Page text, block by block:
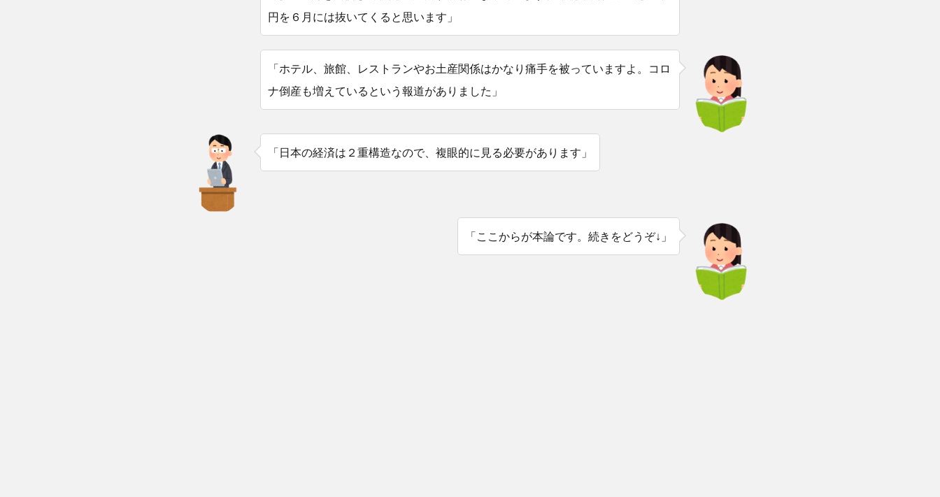
円を６月には抜いてくると思います」
「ホテル、旅館、レストランやお土産関係はかなり痛手を被っていますよ。コロ
ナ倒産も増えているという報道がありました」
「日本の経済は２重構造なので、複眼的に見る必要があります」
「ここからが本論です。続きをどうぞ↓」